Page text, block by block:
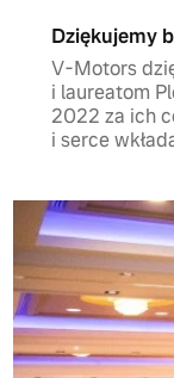
Dziękujemy
V-Motors
i laureatom
2022 za ich
i serce